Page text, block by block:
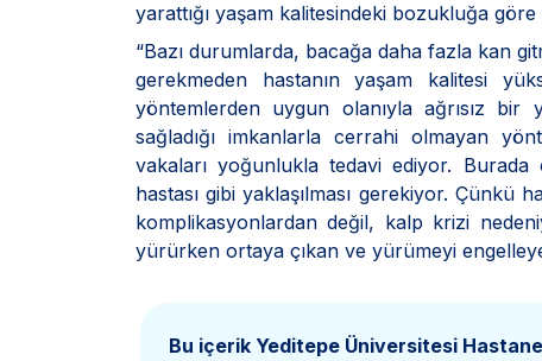
yarattığı yaşam kalitesindeki bozukluğa
“Bazı durumlarda, bacağa daha fazla kan
gerekmeden hastanın yaşam kalitesi
yöntemlerden uygun olanıyla ağrısız
sağladığı imkanlarla cerrahi olmayan
vakaları yoğunlukla tedavi ediyor.
hastası gibi yaklaşılması gerekiyor.
komplikasyonlardan değil, kalp krizi
yürürken ortaya çıkan ve yürümeyi
Bu içerik Yeditepe Üniversitesi